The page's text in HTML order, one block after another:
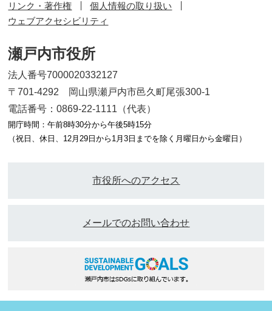
リンク・著作権
個人情報の取り扱い
ウェブアクセシビリティ
瀬戸内市役所
法人番号7000020332127
〒701-4292 岡山県瀬戸内市邑久町尾張300-1
電話番号：0869-22-1111（代表）
開庁時間：午前8時30分から午後5時15分
（祝日、休日、12月29日から1月3日までを除く月曜日から金曜日）
市役所へのアクセス
メールでのお問い合わせ